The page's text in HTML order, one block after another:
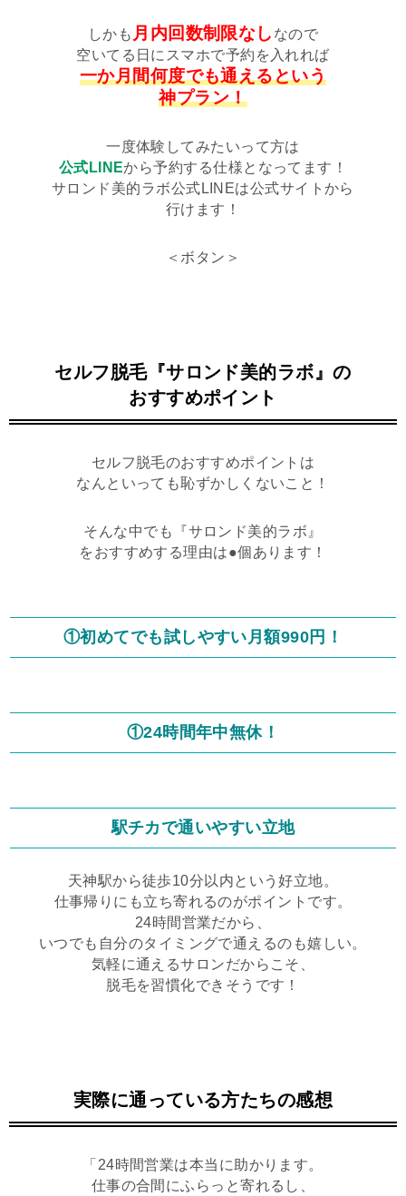
しかも 月内回数制限なし なので
空いてる日にスマホで予約を入れれば
一か月間何度でも通えるという
神プラン！
一度体験してみたいって方は
公式LINEから予約する仕様となってます！
サロンド美的ラボ公式LINEは公式サイトから
行けます！
＜ボタン＞
セルフ脱毛『サロンド美的ラボ』の
おすすめポイント
セルフ脱毛のおすすめポイントは
なんといっても恥ずかしくないこと！
そんな中でも『サロンド美的ラボ』
をおすすめする理由は●個あります！
①初めてでも試しやすい月額990円！
①24時間年中無休！
駅チカで通いやすい立地
天神駅から徒歩10分以内という好立地。
仕事帰りにも立ち寄れるのがポイントです。
24時間営業だから、
いつでも自分のタイミングで通えるのも嬉しい。
気軽に通えるサロンだからこそ、
脱毛を習慣化できそうです！
実際に通っている方たちの感想
「24時間営業は本当に助かります。
仕事の合間にふらっと寄れるし、